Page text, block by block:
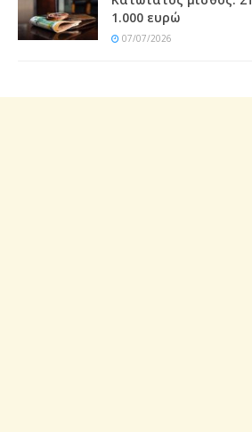
1.000 ευρώ
07/07/2026